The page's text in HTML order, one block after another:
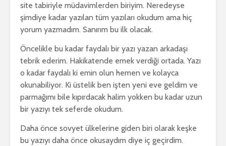
site tabiriyle müdavimlerden biriyim. Neredeyse
şimdiye kadar yazılan tüm yazıları okudum ama hiç
yorum yazmadım. Sanırım bu ilk olacak.
Öncelikle bu kadar faydalı bir yazı yazan arkadaşı
tebrik ederim. Hakikatende emek verdiği ortada. Yazı
o kadar faydalı ki emin olun hemen ve kolayca
okunabiliyor. Ki üstelik ben işten yeni eve geldim ve
parmağımı bile kıpırdacak halim yokken bu kadar uzun
bir yazıyı tek seferde okudum.
Daha önce sovyet ülkelerine giden biri olarak keşke
bu yazıyı daha önce okusaydım diye iç geçirdim.